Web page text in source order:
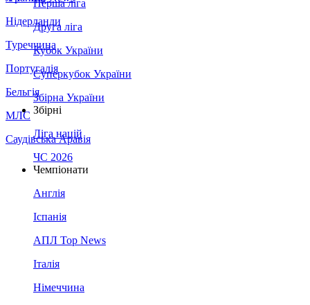
Нідерланди
Туреччина
Португалія
Бельгія
МЛС
Саудівська Аравія
Перша ліга
Друга ліга
Кубок України
Суперкубок України
Збірна України
Збірні
Ліга націй
ЧС 2026
Чемпіонати
Англія
Іспанія
АПЛ Top News
Італія
Німеччина